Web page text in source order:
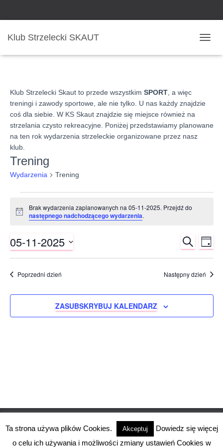
Klub Strzelecki SKAUT
Klub Strzelecki Skaut to przede wszystkim SPORT, a więc
treningi i zawody sportowe, ale nie tylko. U nas każdy znajdzie
coś dla siebie. W KS Skaut znajdzie się miejsce również na
strzelania czysto rekreacyjne. Poniżej przedstawiamy planowane
na ten rok wydarzenia strzeleckie organizowane przez nasz
klub.
Trening
Wydarzenia Trening
Wydarzenia
05-
11-
2025
Powiadomienie
Brak wydarzenia zaplanowanych na 05-11-2025. Przejdź do
następnego nadchodzącego wydarzenia.
SZUKAJ
05-11-2025
Poprzedni dzień Następny dzień
ZASUBSKRYBUJ KALENDARZ
Ta strona używa plików Cookies. Akceptuj
Dowiedz się więcej
o celu ich używania i możliwości zmiany ustawień Cookies w